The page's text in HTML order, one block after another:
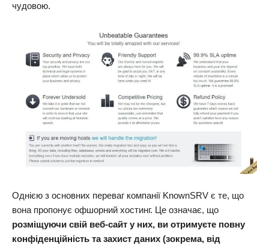
чудовою.
Однією з основних переваг компанії KnownSRV є те, що
вона пропонує офшорний хостинг. Це означає, що
розміщуючи свій веб-сайт у них, ви отримуєте повну
конфіденційність та захист даних (зокрема, від